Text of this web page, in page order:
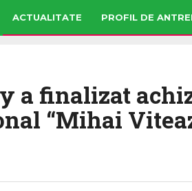
ACTUALITATE PROFIL DE
a finalizat
“Mihai